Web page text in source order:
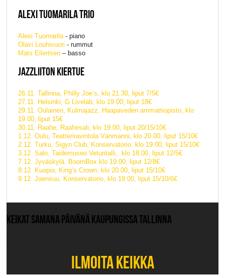
ALEXI TUOMARILA TRIO
Alexi Tuomarila- piano
Olavi Louhivuori - rummut
Mats Eilertsen – basso
JAZZLIITON KIERTUE
26.11. Tallinna, Philly Joe’s, klo 21.30, liput 7/5€
27.11. Helsinki, G Livelab, klo 19.00, liput 18€
29.11. Oulainen, Kulmajazz, Haapaveden ammattiopisto, klo
19.00, liput 15€
30.11. Raahe, Raahesali, klo 19.00, liput 20/15/10€
1.12. Oulu, Teatteriravintola Vänmanni, klo 20.00, liput 15/10€
2.12. Turku, Sigyn Club, Konservatorio, klo 19.00, liput 15/10€
3.12. Salo, Taidemuseo Veturitalli, klo 18.00, liput 12/5€
7.12. Jyväskylä, BoomBox klo 19.00, liput 12/8€
8.12. Kuopio, King’s Crown, klo 20.00, liput 15/10€
9.12. Joensuu, Konservatorio, klo 19.00, liput 15/10/6€
KEIKAT SAMANA PÄIVÄNÄ KAUPUNGISSA TALLINNA
ILMOITA KEIKKA